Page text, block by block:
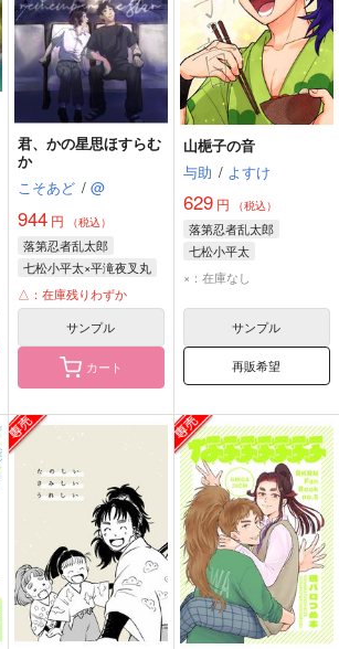
君、かの星思ほすらむ
か
こそあど / @
944 円 （税込）
落第忍者乱太郎
七松小平太×平滝夜叉丸
七松小平太
平滝夜叉丸
△：在庫残りわずか
サンプル
カート
山梔子の音
与助 / よすけ
629円 （税込）
落第忍者乱太郎
七松小平太
×：在庫なし
サンプル
再販希望